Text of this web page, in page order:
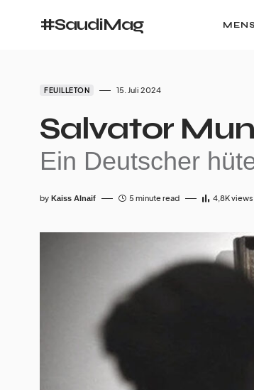
#SaudiMag
FEUILLETON 15. Juli 2024
Salvator
Ein Deutscher
by Kaiss Alnaif 5 minute read 4,8Kviews